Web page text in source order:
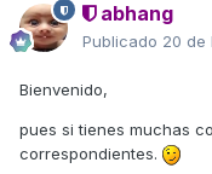
abhang
Publicado 20 de
Bienvenido,
pues si tienes muchas
correspondientes.